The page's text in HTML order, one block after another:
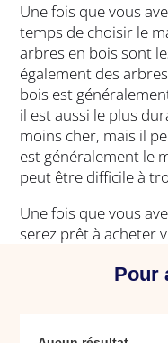
Une fois que vous
temps de choisir le
arbres en bois sont
également des
bois est
il est aussi le plus
moins cher, mais il
est généralement le
peut être difficile à
Une fois que vous
serez prêt à acheter
Pour